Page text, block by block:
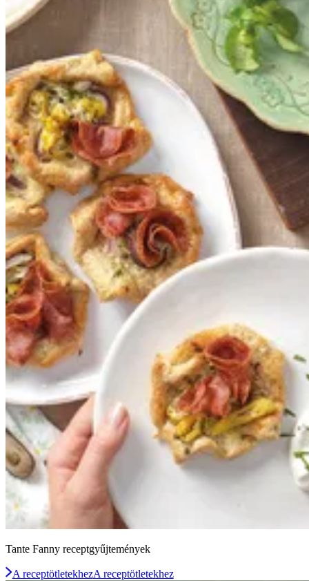
Tante Fanny receptgyűjtemények
A receptötletekhezA receptötletekhez